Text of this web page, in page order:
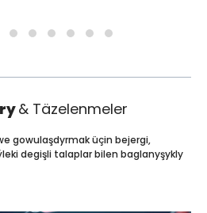
& Täzelenmeler
gowulaşdyrmak üçin bejergi,
degişli talaplar bilen baglanyşykly